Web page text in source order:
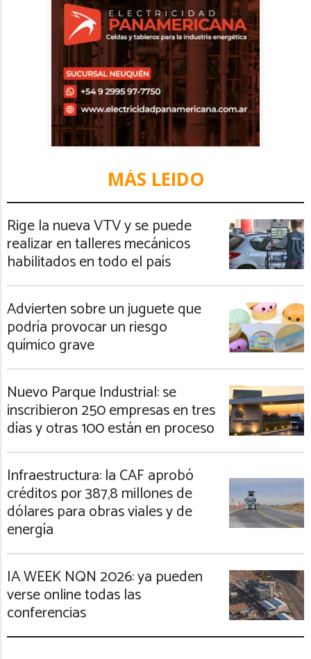
MÁS LEIDO
Rige la nueva VTV y se puede
realizar en talleres mecánicos
habilitados en todo el país
Advierten sobre un juguete que
podría provocar un riesgo
químico grave
Nuevo Parque Industrial: se
inscribieron 250 empresas en tres
días y otras 100 están en proceso
Infraestructura: la CAF aprobó
créditos por 387,8 millones de
dólares para obras viales y de
energía
IA WEEK NQN 2026: ya pueden
verse online todas las
conferencias